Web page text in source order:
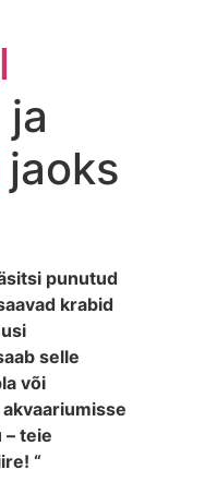
jaoks
punutud
krabid
selle
või
– teie
“